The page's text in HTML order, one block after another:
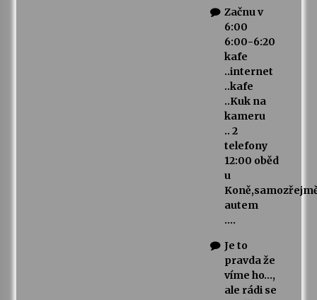
Začnu v
6:00
6:00-6:20
kafe
..internet
..kafe
..Kuk na
kameru
.. 2
telefony
12:00 oběd
u
autem
….
Je to
pravda že
víme ho…,
ale rádi se